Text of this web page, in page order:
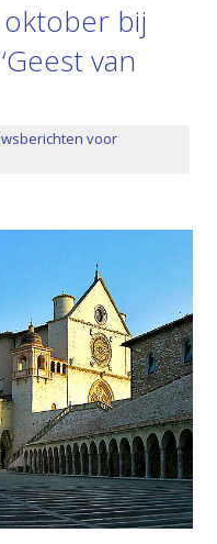
oktober bij
van
voor